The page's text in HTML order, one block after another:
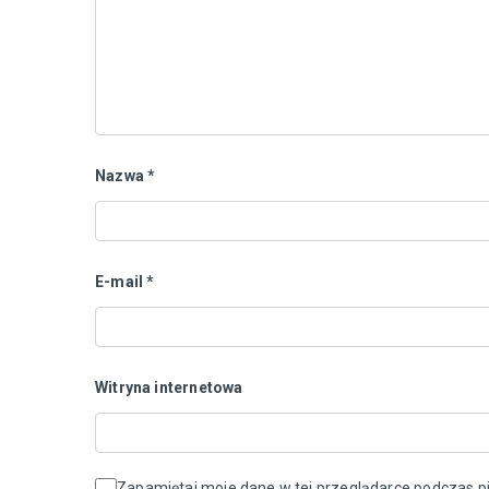
Nazwa*
E-mail*
Witryna internetowa